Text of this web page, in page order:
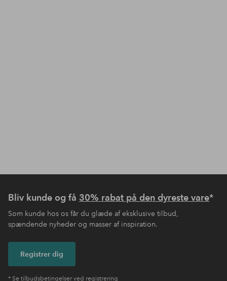
Bliv kunde og få 30% rabat på den dyreste vare*
Som kunde hos os får du glæde af eksklusive tilbud,
spændende nyheder og masser af inspiration.
Registrer dig
* Se tilbudsbetingelser ved registrering